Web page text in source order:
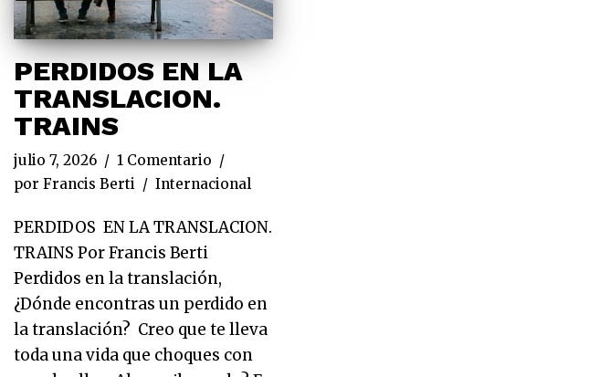
PERDIDOS EN LA
TRANSLACION.
TRAINS
julio 7, 2026
1 Comentario
por Francis Berti Internacional
PERDIDOS EN LA TRANSLACION.
TRAINS Por Francis Berti
Perdidos en la translación,
¿Dónde encontras un perdido en
la translación? Creo que te lleva
toda una vida que choques con